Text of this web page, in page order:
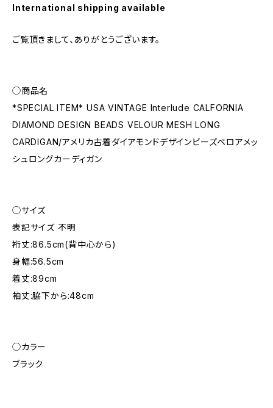
International shipping available
ご覧頂きまして、ありがとうございます。
◯商品名
*SPECIAL ITEM* USA VINTAGE Interlude CALFORNIA
DIAMOND DESIGN BEADS VELOUR MESH LONG
CARDIGAN/アメリカ古着ダイアモンドデザインビーズベロアメッ
シュロングカーディガン
◯サイズ
表記サイズ 不明
裄丈:86.5cm(背中心から)
身幅:56.5cm
着丈:89cm
袖丈:脇下から:48cm
◯カラー
ブラック